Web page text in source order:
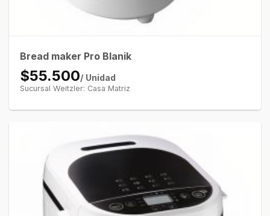
Bread maker Pro Blanik
$55.500/ Unidad
Sucursal Weitzler: Casa Matriz